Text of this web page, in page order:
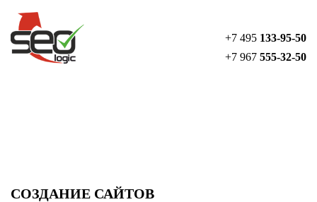
+7 495 133-95-50
+7 967 555-32-50
СОЗДАНИЕ САЙТОВ